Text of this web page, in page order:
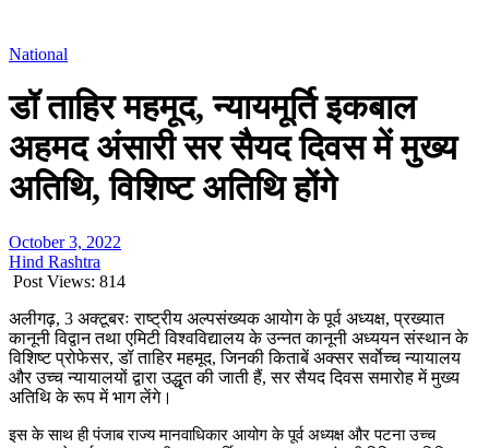
National
डॉ ताहिर महमूद, न्यायमूर्ति इकबाल
अहमद अंसारी सर सैयद दिवस में मुख्य
अतिथि, विशिष्ट अतिथि होंगे
October 3, 2022
Hind Rashtra
Post Views: 814
अलीगढ़, 3 अक्टूबरः राष्ट्रीय अल्पसंख्यक आयोग के पूर्व अध्यक्ष, प्रख्यात
कानूनी विद्वान तथा एमिटी विश्वविद्यालय के उन्नत कानूनी अध्ययन संस्थान के
विशिष्ट प्रोफेसर, डॉ ताहिर महमूद, जिनकी किताबें अक्सर सर्वाेच्च न्यायालय
और उच्च न्यायालयों द्वारा उद्धृत की जाती हैं, सर सैयद दिवस समारोह में मुख्य
अतिथि के रूप में भाग लेंगे।
इस के साथ ही पंजाब राज्य मानवाधिकार आयोग के पूर्व अध्यक्ष और पटना उच्च